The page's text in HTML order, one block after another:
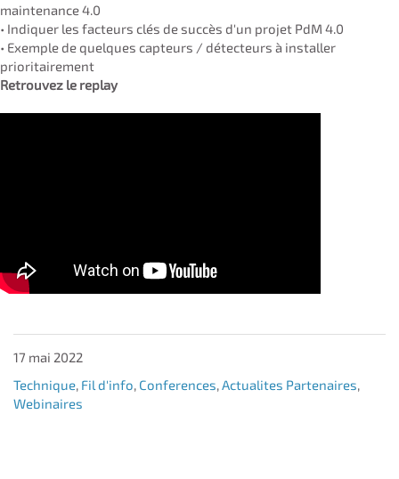
maintenance 4.0
• Indiquer les facteurs clés de succès d'un projet PdM 4.0
• Exemple de quelques capteurs / détecteurs à installer
prioritairement
Retrouvez le replay
17 mai 2022
Technique, Fil d'info, Conferences,Actualites Partenaires,
Webinaires